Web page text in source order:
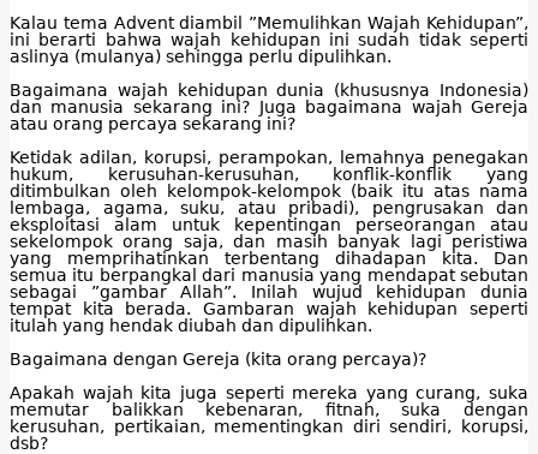
Kalau tema Advent diambil ”Memulihkan Wajah Kehidupan”,
ini berarti bahwa wajah kehidupan ini sudah tidak seperti
aslinya (mulanya) sehingga perlu dipulihkan.
Bagaimana wajah kehidupan dunia (khususnya Indonesia)
dan manusia sekarang ini? Juga bagaimana wajah Gereja
atau orang percaya sekarang ini?
Ketidak adilan, korupsi, perampokan, lemahnya penegakan
hukum, kerusuhan-kerusuhan, konflik-konflik yang
ditimbulkan oleh kelompok-kelompok (baik itu atas nama
lembaga, agama, suku, atau pribadi), pengrusakan dan
eksploitasi alam untuk kepentingan perseorangan atau
sekelompok orang saja, dan masih banyak lagi peristiwa
yang memprihatinkan terbentang dihadapan kita. Dan
semua itu berpangkal dari manusia yang mendapat sebutan
sebagai ”gambar Allah”. Inilah wujud kehidupan dunia
tempat kita berada. Gambaran wajah kehidupan seperti
itulah yang hendak diubah dan dipulihkan.
Bagaimana dengan Gereja (kita orang percaya)?
Apakah wajah kita juga seperti mereka yang curang, suka
memutar balikkan kebenaran, fitnah, suka dengan
kerusuhan, pertikaian, mementingkan diri sendiri, korupsi,
dsb?